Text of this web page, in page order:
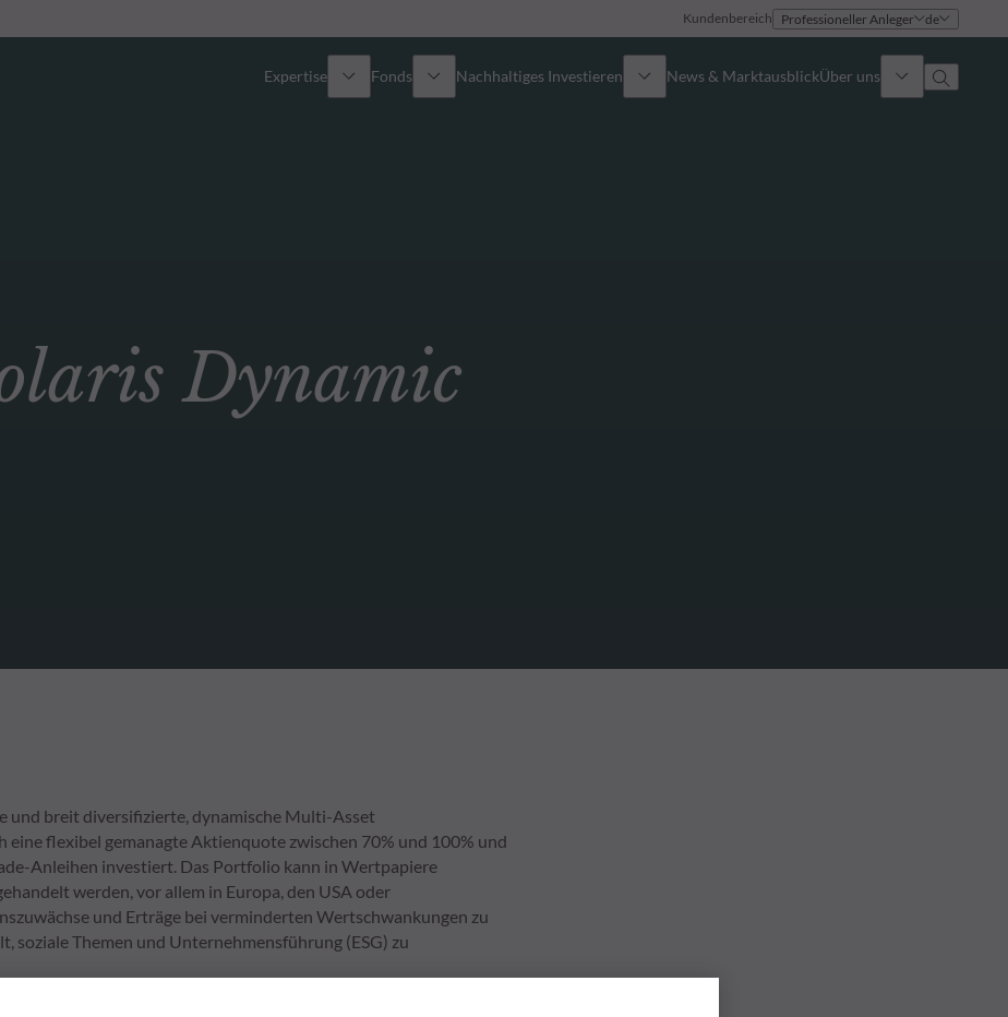
Kundenbereich Professioneller Anleger de
Expertise
Aktive ETFs
Fonds
Wie kann ich Fonds zeichnen?
Nachhaltiges Investieren News & MarktausblickÜber uns
Dynamic
und breit diversifizierte, dynamische Multi-Asset
eine flexibel gemanagte Aktienquote zwischen 70% und 100% und
Anleihen investiert. Das Portfolio kann in Wertpapiere
werden, vor allem in Europa, den USA oder
und Erträge bei verminderten Wertschwankungen zu
Themen und Unternehmensführung (ESG) zu